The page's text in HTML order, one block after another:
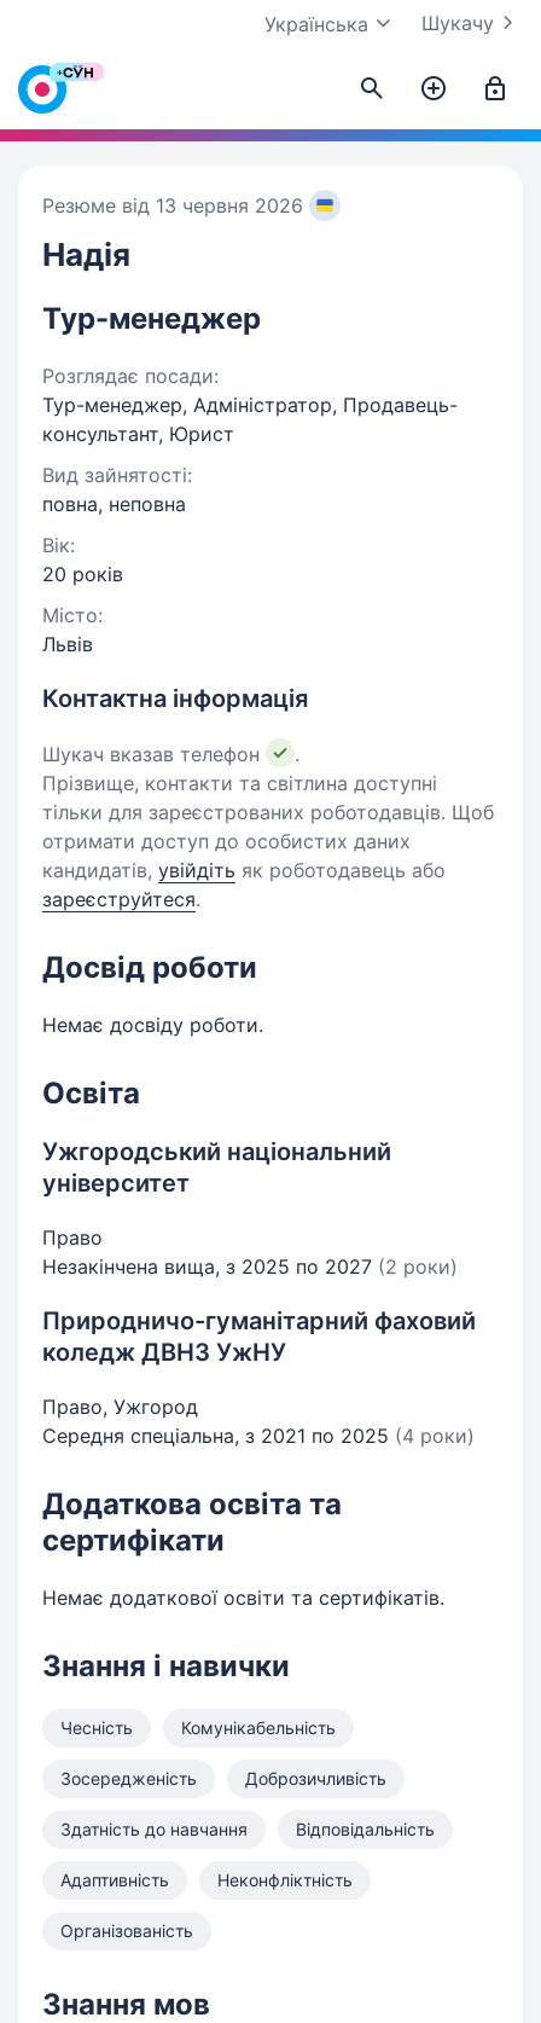
Шукачу
Українська
Резюме від 13 червня 2026
Надія
Тур-менеджер
Розглядає посади:
Тур-менеджер, Адміністратор, Продавець-
консультант, Юрист
Вид зайнятості:
повна, неповна
Вік:
20 років
Місто:
Львів
Контактна інформація
Шукач вказав телефон
.
Прізвище, контакти та світлина доступні
тільки для зареєстрованих роботодавців. Щоб
отримати доступ до особистих даних
кандидатів, увійдіть як роботодавець або
зареєструйтеся.
Досвід роботи
Немає досвіду роботи.
Освіта
Ужгородський національний
університет
Право
Незакінчена вища, з 2025 по 2027 (2 роки)
Природничо-гуманітарний фаховий
коледж ДВНЗ УжНУ
Право, Ужгород
Середня спеціальна, з 2021 по 2025 (4 роки)
Додаткова освіта та
сертифікати
Немає додаткової освіти та сертифікатів.
Знання і навички
Чесність Комунікабельність
Зосередженість Доброзичливість
Здатність до навчання Відповідальність
Адаптивність Неконфліктність
Організованість
Знання мов